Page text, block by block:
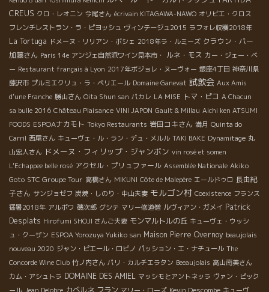
CREUS クロ・レオニン 今尾さん écrivain KITAGAWA-NAWO オリビエ・クロス
フレンチレストラン・ラ・ピヨッシュ ヴィンテージュ2015 ラフォレ収穫2018年
La Tortuga ドメーヌ・リリアン・ボシェ 2018年ラ・ルミーズ クラウン・バー
加藤さん Paris 14e アンジェ自然派ワイン見本市・ ルネ・モス カー・ジェー・ベ
ー Restaurant français à Lyon 2017年ボジョレ・ヌーヴォー 銀座4丁目 神奈川県
藤沢市 プルミエクリュ・ラ・ペリエール Domaine Ganevat 試飲会 Aux Amis
d’une Franche 勝山さん Oita Shun san パカレ LA MISE トマ・ピコ A Chacun
sa bulle 2016 Château Plaisance VINI JAPON Gault & Millau Aichi ken ATSUMI
FOODS ESPOAナカモト Tokyo Restaurants 岩田コキさん 満月 Quinta do
Carril 西尾さん キューヴェ・ル・ラン・デュ・メルル TAKI BAKE Dynamitage 丸
山宏人さん ドメーヌ・フィリップ・ジャンボン vin rosé et somen
L'Echappee belle rosé アクセル・プリュファール Assemblée Nationale Akiko
Goto STC Groupe Tour 高橋さん MIKUNI Côte de Malepère エールドゥロ 長由紀
子さん サンジョゼフ 炭焼・しのり・中山夫妻 モルゴン村 Coexistence フランス
猛暑2018年 アルボワ 磯次郎 グシテ マリー修道僧 ルヴィアン・ガメイ Patrick
Desplats Hirofumi SHOJI さんご夫妻 モンマルトルの丘 キューヴェ・ウッシ
ュ・クーザン ESPOA Yorozuya Yukiko san Maison Pierre Overnoy beaujolais
nouveau 2020 ジャン・ピエール・ロビノ パッション・エ・ナチュール The
Concorde Wine Club 竹ノ内さん パリ・カルチエラタン Beeaujolais 高山南美さん
カム・アシュトラ DOMAINE DES AMIEL マッシモとアントネッラ ヴァン・ピック
ール Jean Delobre カベルネ フラン マリー・ローズ Kevin Descombe キューヴ